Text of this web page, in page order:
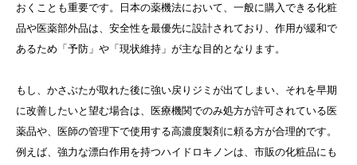
おくことも重要です。日本の薬機法において、一般に購入できる化粧
品や医薬部外品は、安全性を最優先に設計されており、作用が緩和で
あるため「予防」や「現状維持」が主な目的となります。
もし、かさぶたが取れた後に強い戻りジミが出てしまい、それを早期
に改善したいと望む場合は、医療機関でのみ処方が許可されている医
薬品や、医師の管理下で使用する高濃度製剤に頼る方が合理的です。
例えば、強力な漂白作用を持つハイドロキノンは、市販の化粧品にも